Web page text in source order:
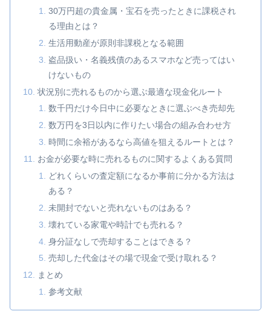
30万円超の貴金属・宝石を売ったときに課税され
る理由とは？
生活用動産が原則非課税となる範囲
盗品扱い・名義残債のあるスマホなど売ってはい
けないもの
状況別に売れるものから選ぶ最適な現金化ルート
数千円だけ今日中に必要なときに選ぶべき売却先
数万円を3日以内に作りたい場合の組み合わせ方
時間に余裕があるなら高値を狙えるルートとは？
お金が必要な時に売れるものに関するよくある質問
どれくらいの査定額になるか事前に分かる方法は
ある？
未開封でないと売れないものはある？
壊れている家電や時計でも売れる？
身分証なしで売却することはできる？
売却した代金はその場で現金で受け取れる？
まとめ
参考文献